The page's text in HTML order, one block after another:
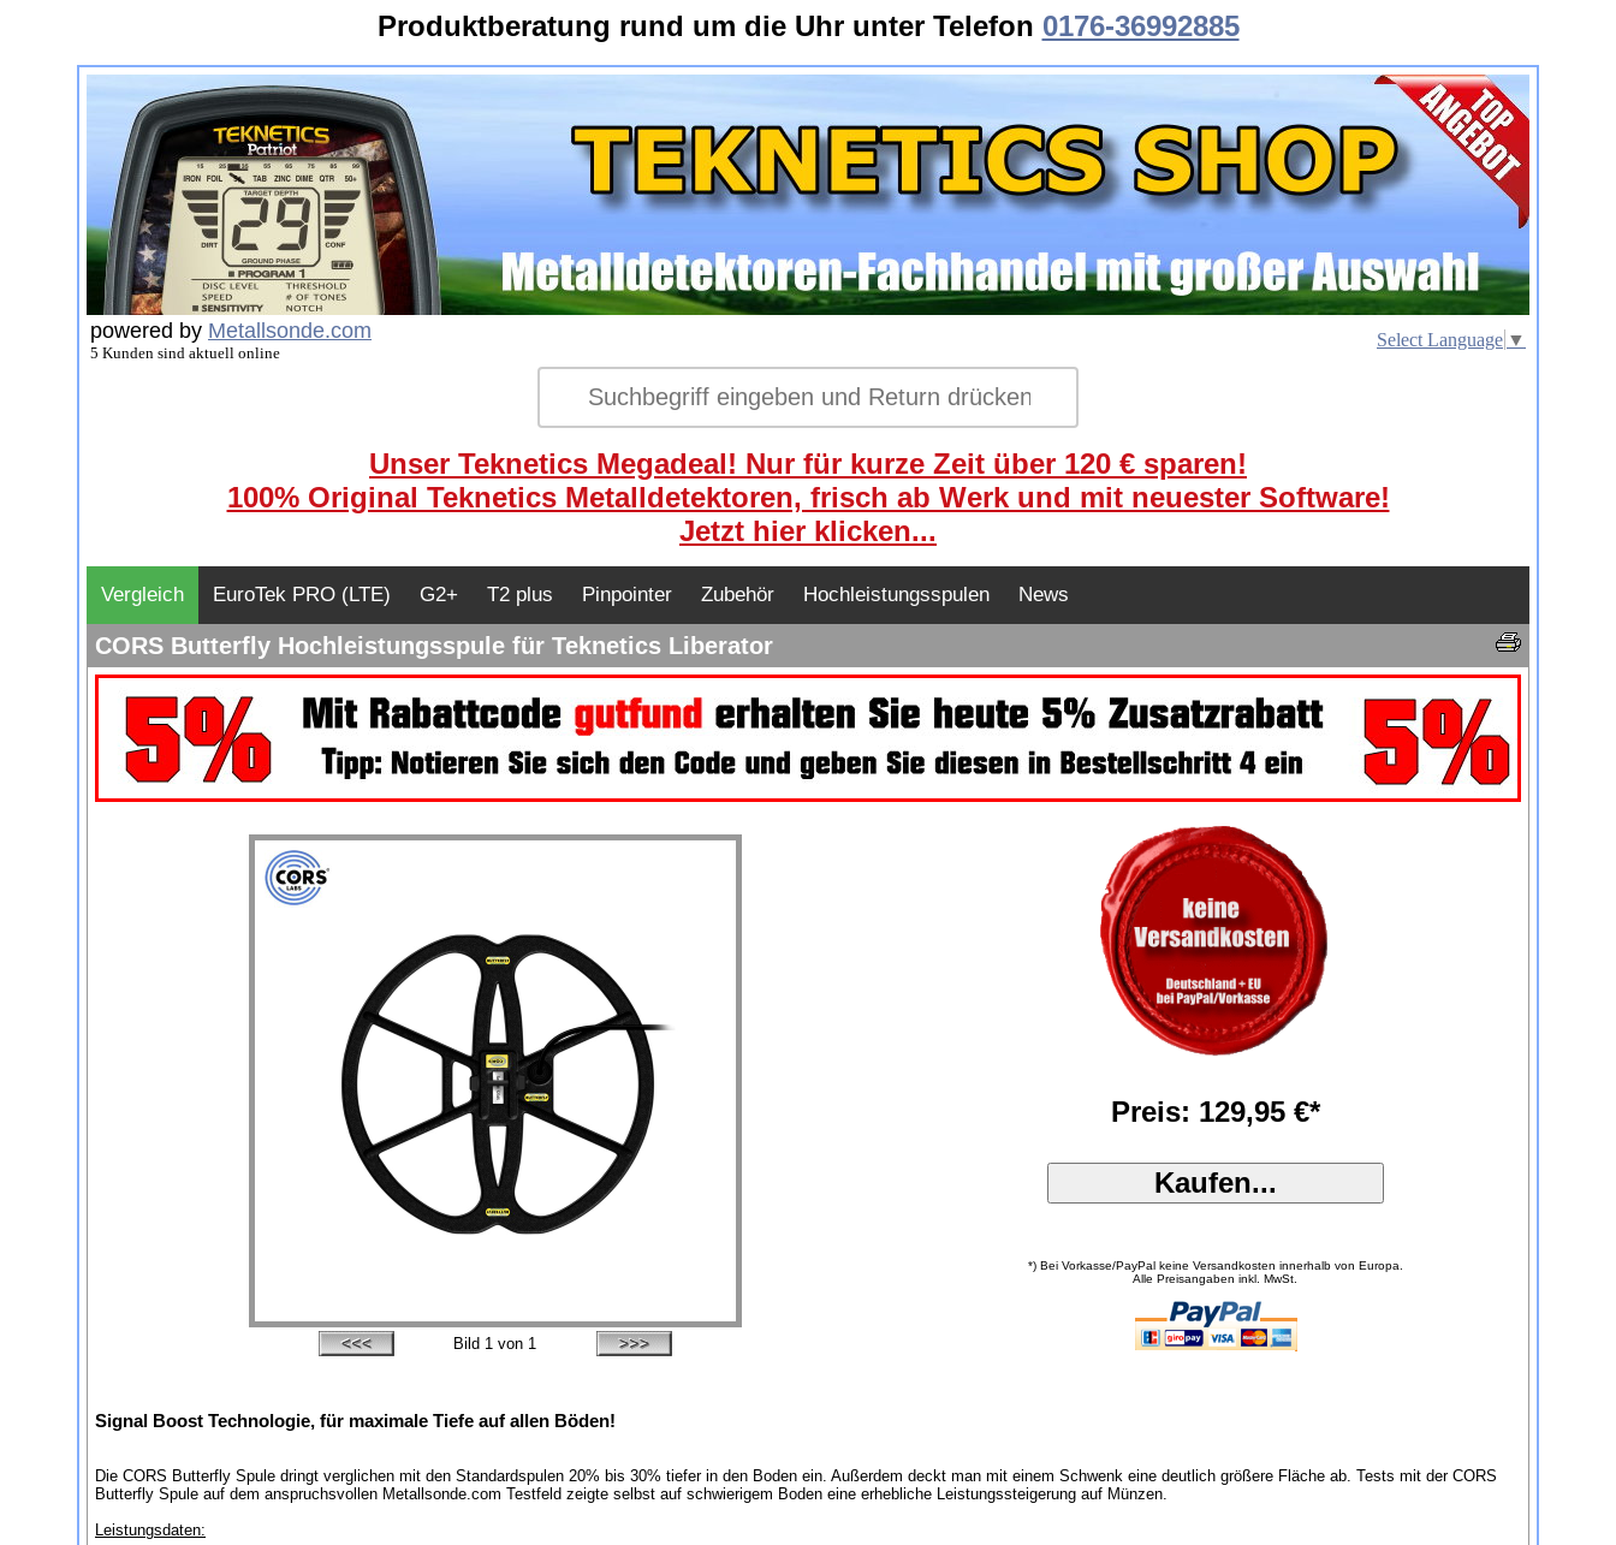
Produktberatung rund um die Uhr unter Telefon 0176-36992885
powered by Metallsonde.com
5 Kunden sind aktuell online
Select Language ▼
Unser Teknetics Megadeal! Nur für kurze Zeit über 120 € sparen!
100% Original Teknetics Metalldetektoren, frisch ab Werk und mit neuester Software!
Jetzt hier klicken...
Vergleich EuroTek PRO (LTE) G2+ T2 plus Pinpointer Zubehör Hochleistungsspulen News
CORS Butterfly Hochleistungsspule für Teknetics Liberator
Bild 1 von 1
Preis: 129,95 €*
*) Bei Vorkasse/PayPal keine Versandkosten innerhalb von Europa.
Alle Preisangaben inkl. MwSt.
Signal Boost Technologie, für maximale Tiefe auf allen Böden!
Die CORS Butterfly Spule dringt verglichen mit den Standardspulen 20% bis 30% tiefer in den Boden ein. Außerdem deckt man mit einem Schwenk eine deutlich größere Fläche ab. Tests mit der CORS
Butterfly Spule auf dem anspruchsvollen Metallsonde.com Testfeld zeigte selbst auf schwierigem Boden eine erhebliche Leistungssteigerung auf Münzen.
Leistungsdaten: